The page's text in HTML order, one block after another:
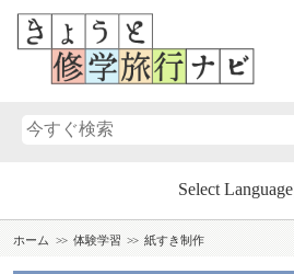
Select Language
ホーム 体験学習 紙すき制作